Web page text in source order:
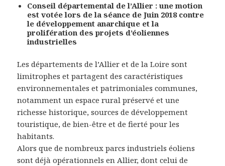
Conseil départemental de l’Allier : une motion
est votée lors de la séance de Juin 2018 contre
le développement anarchique et la
prolifération des projets d’éoliennes
industrielles
Les départements de l’Allier et de la Loire sont
limitrophes et partagent des caractéristiques
environnementales et patrimoniales communes,
notamment un espace rural préservé et une
richesse historique, sources de développement
touristique, de bien-être et de fierté pour les
habitants.
Alors que de nombreux parcs industriels éoliens
sont déjà opérationnels en Allier, dont celui de